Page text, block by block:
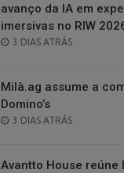
avanço da IA em
imersivas no RIW
POSTED
3 DIAS ATRÁS
Milà.ag assume a
Domino’s
POSTED
3 DIAS ATRÁS
Avantto House reúne